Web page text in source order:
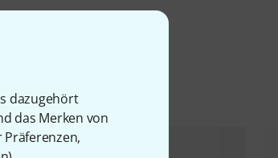
dazugehört
das Merken von
Präferenzen,